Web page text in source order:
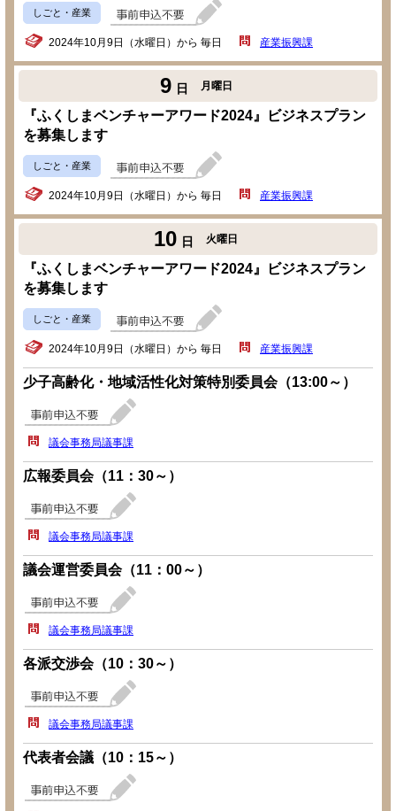
しごと・産業
2024年10月9日（水曜日）から 毎日 産業振興課
9 日 月曜日
『ふくしまベンチャーアワード2024』ビジネスプラン
を募集します
しごと・産業
2024年10月9日（水曜日）から 毎日 産業振興課
10 日 火曜日
『ふくしまベンチャーアワード2024』ビジネスプラン
を募集します
しごと・産業
2024年10月9日（水曜日）から 毎日 産業振興課
少子高齢化・地域活性化対策特別委員会（13:00～）
議会事務局議事課
広報委員会（11：30～）
議会事務局議事課
議会運営委員会（11：00～）
議会事務局議事課
各派交渉会（10：30～）
議会事務局議事課
代表者会議（10：15～）